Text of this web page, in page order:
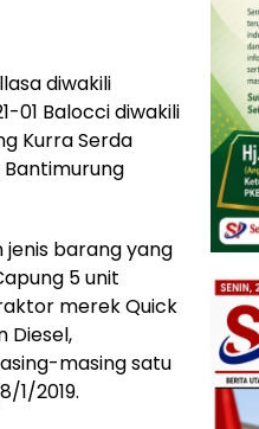
diwakili
01 Balocci diwakili
Kurra Serda
Bantimurung
jenis barang yang
5 unit
merek Quick
Diesel,
masing satu
1/2019.